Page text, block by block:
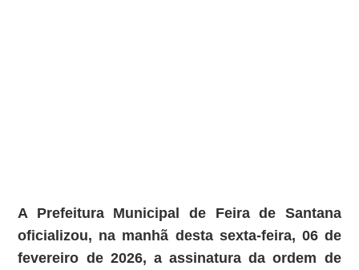
A Prefeitura Municipal de Feira de Santana
oficializou, na manhã desta sexta-feira, 06 de
fevereiro de 2026, a assinatura da ordem de